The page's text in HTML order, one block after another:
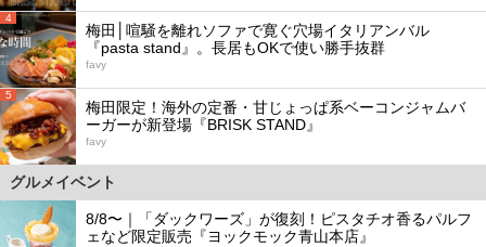
4
梅田│喧騒を離れソファで寛ぐ穴場イタリアンバル
『pasta stand』。長居もOKで使い勝手抜群
favy
5
梅田限定！海外の定番・甘じょっぱ系ベーコンジャムバ
ーガーが新登場『BRISK STAND』
favy
グルメイベント
8/8〜｜「ダックワーズ」が復刻！ピスタチオ香るパルフ
ェなど限定販売『ヨックモック青山本店』